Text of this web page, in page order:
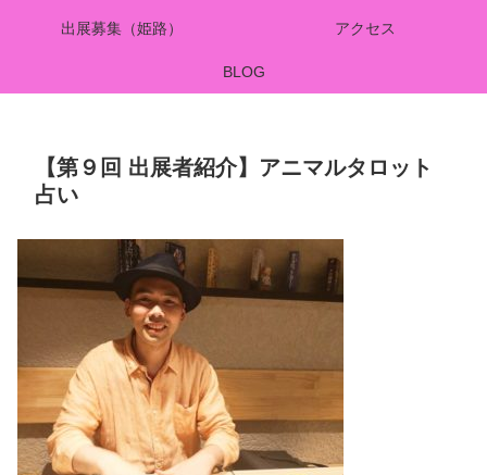
出展募集（姫路） アクセス
BLOG
【第９回 出展者紹介】アニマルタロット
占い